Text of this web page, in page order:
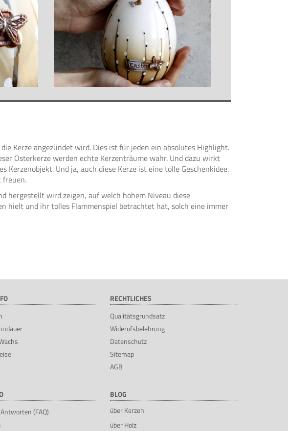
Kerze angezündet wird. Dies ist für jeden ein absolutes Highlight.
Osterkerze werden echte Kerzenträume wahr. Und dazu wirkt
Und ja, auch diese Kerze ist eine tolle Geschenkidee.
freuen.
hergestellt wird zeigen, auf welch hohem Niveau diese
hielt und ihr tolles Flammenspiel betrachtet hat, solch eine immer
RECHTLICHES
Qualitätsgrundsatz
Widerufsbelehrung
Datenschutz
Sitemap
AGB
(FAQ)
BLOG
über Kerzen
über Holz